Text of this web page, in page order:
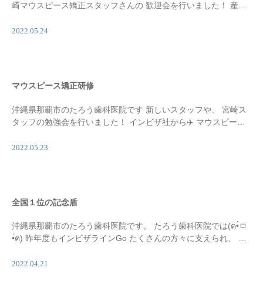
崎マウスピース矯正スタッフさんの 歓迎会を行いました！ 産休
ました✨ 元気な赤ちゃん待ってます💐 復 […]
2022.05.24
マウスピース矯正研修
沖縄県那覇市のたろう歯科医院です 新しいスタッフや、 宮崎ス
タッフの勉強会を行いました！ インビザ社から✈️ マウスピース
法や、 分かりやすい説明方法など。 細 […]
2022.05.23
全国１位の記念盾
沖縄県那覇市のたろう歯科医院です。 たろう歯科医院では(ฅ•̀ㅁ
•́ฅ) 昨年度もインビザラインGo たくさんの方々に支えられ、 お
ジャパン様より 記念盾を頂 […]
2022.04.21